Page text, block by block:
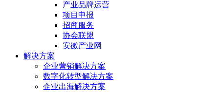
产业品牌运营
项目申报
招商服务
协会联盟
安徽产业网
解决方案
企业营销解决方案
数字化转型解决方案
企业出海解决方案